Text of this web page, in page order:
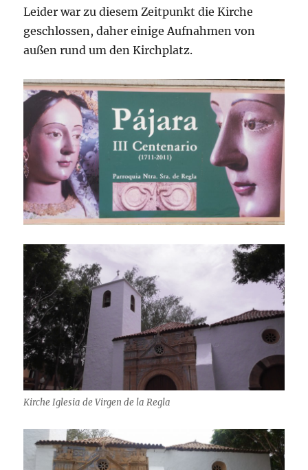
Leider war zu diesem Zeitpunkt die Kirche
geschlossen, daher einige Aufnahmen von
außen rund um den Kirchplatz.
Kirche Iglesia de Virgen de la Regla